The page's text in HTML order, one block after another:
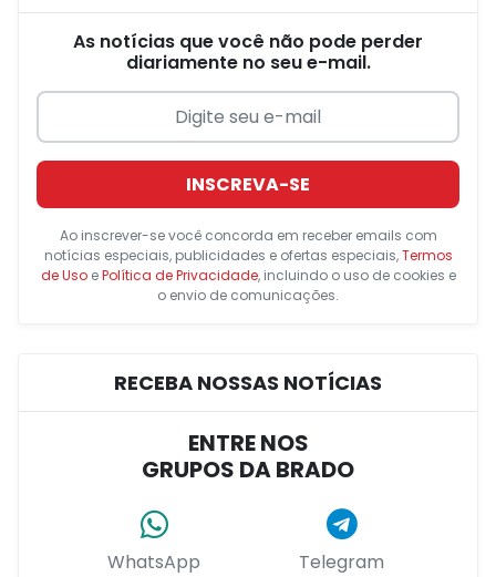
As notícias que você não pode perder
diariamente no seu e-mail.
INSCREVA-SE
Ao inscrever-se você concorda em receber emails com
notícias especiais, publicidades e ofertas especiais,Termos
de UsoePolítica de Privacidade, incluindo o uso de cookies e
o envio de comunicações.
RECEBA NOSSAS NOTÍCIAS
ENTRE NOS
GRUPOS DA BRADO
WhatsApp Telegram